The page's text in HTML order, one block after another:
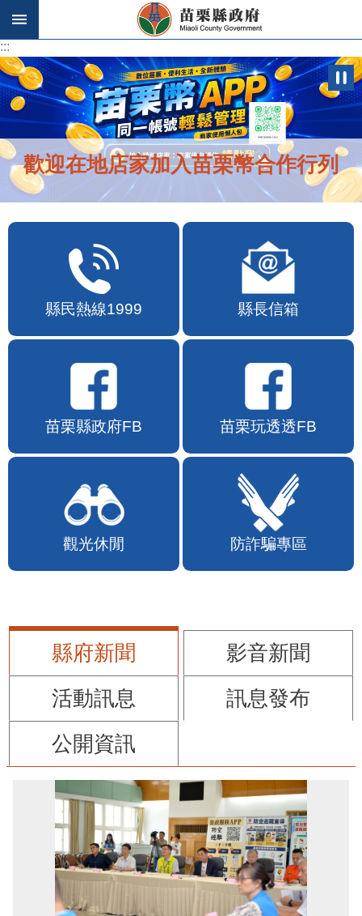
跳到主要內容區塊
:::
:::
歡迎在地店家加入苗栗幣合作行列
縣民熱線1999 縣長信箱
苗栗縣政府FB 苗栗玩透透FB
觀光休閒 防詐騙專區
縣府新聞
影音新聞
活動訊息
訊息發布
公開資訊